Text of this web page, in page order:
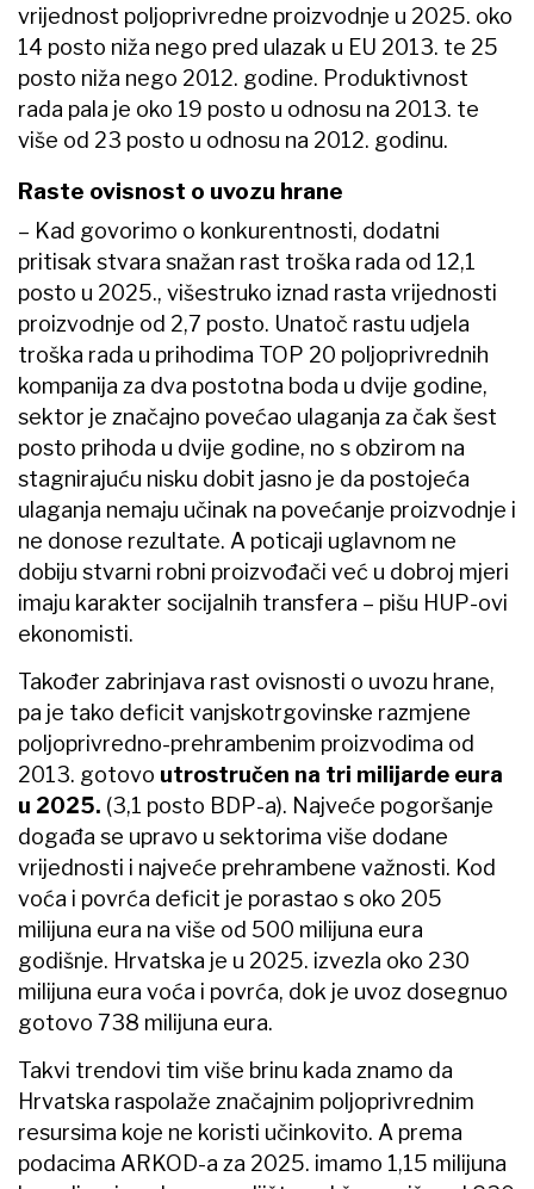
vrijednost poljoprivredne proizvodnje u 2025. oko
14 posto niža nego pred ulazak u EU 2013. te 25
posto niža nego 2012. godine. Produktivnost
rada pala je oko 19 posto u odnosu na 2013. te
više od 23 posto u odnosu na 2012. godinu.
Raste ovisnost o uvozu hrane
– Kad govorimo o konkurentnosti, dodatni
pritisak stvara snažan rast troška rada od 12,1
posto u 2025., višestruko iznad rasta vrijednosti
proizvodnje od 2,7 posto. Unatoč rastu udjela
troška rada u prihodima TOP 20 poljoprivrednih
kompanija za dva postotna boda u dvije godine,
sektor je značajno povećao ulaganja za čak šest
posto prihoda u dvije godine, no s obzirom na
stagnirajuću nisku dobit jasno je da postojeća
ulaganja nemaju učinak na povećanje proizvodnje i
ne donose rezultate. A poticaji uglavnom ne
dobiju stvarni robni proizvođači već u dobroj mjeri
imaju karakter socijalnih transfera – pišu HUP-ovi
ekonomisti.
Također zabrinjava rast ovisnosti o uvozu hrane,
pa je tako deficit vanjskotrgovinske razmjene
poljoprivredno-prehrambenim proizvodima od
2013. gotovo utrostručen na tri milijarde eura
u 2025. (3,1 posto BDP-a). Najveće pogoršanje
događa se upravo u sektorima više dodane
vrijednosti i najveće prehrambene važnosti. Kod
voća i povrća deficit je porastao s oko 205
milijuna eura na više od 500 milijuna eura
godišnje. Hrvatska je u 2025. izvezla oko 230
milijuna eura voća i povrća, dok je uvoz dosegnuo
gotovo 738 milijuna eura.
Takvi trendovi tim više brinu kada znamo da
Hrvatska raspolaže značajnim poljoprivrednim
resursima koje ne koristi učinkovito. A prema
podacima ARKOD-a za 2025. imamo 1,15 milijuna